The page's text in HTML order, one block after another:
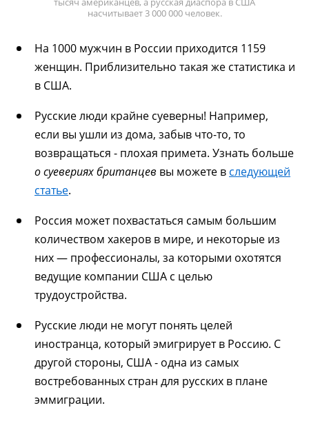
насчитывает 3 000 000 человек.
На 1000 мужчин в России приходится 1159
женщин. Приблизительно такая же статистика и
в США.
Русские люди крайне суеверны! Например,
если вы ушли из дома, забыв что-то, то
возвращаться - плохая примета. Узнать больше
о суевериях британцев вы можете в следующей
статье.
Россия может похвастаться самым большим
количеством хакеров в мире, и некоторые из
них — профессионалы, за которыми охотятся
ведущие компании США с целью
трудоустройства.
Русские люди не могут понять целей
иностранца, который эмигрирует в Россию. С
другой стороны, США - одна из самых
востребованных стран для русских в плане
эммиграции.